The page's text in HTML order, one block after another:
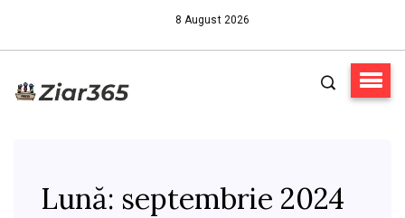
8 August 2026
Lună: septembrie 2024